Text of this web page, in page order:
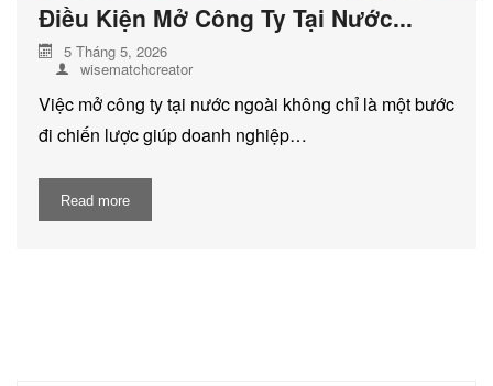
Điều Kiện Mở Công Ty Tại Nước...
5 Tháng 5, 2026
wisematchcreator
Việc mở công ty tại nước ngoài không chỉ là một bước
đi chiến lược giúp doanh nghiệp…
Read more